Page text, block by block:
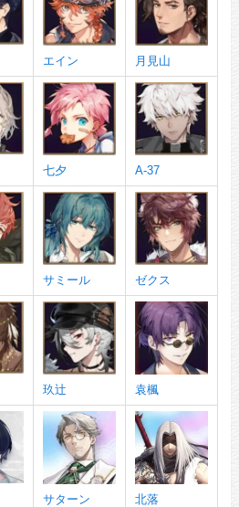
エイン 月見山
七夕 A-37
サミール ゼクス
玖辻 袁楓
サターン 北落